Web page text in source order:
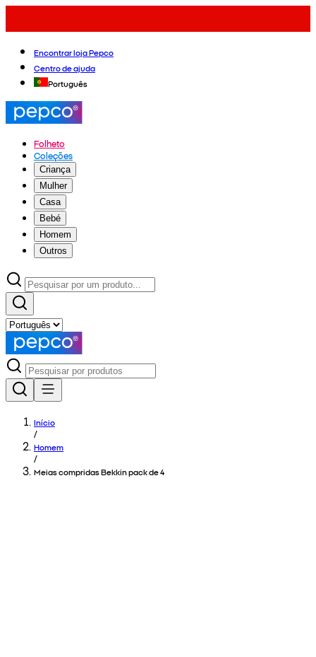
Encontrar loja Pepco
Centro de ajuda
Português
Folheto
Coleções
Criança
Mulher
Casa
Bebé
Homem
Outros
Início
/
Homem
/
Meias compridas Bekkin pack de 4